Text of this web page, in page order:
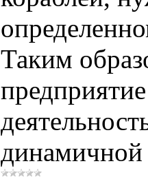
Таким
динамичной